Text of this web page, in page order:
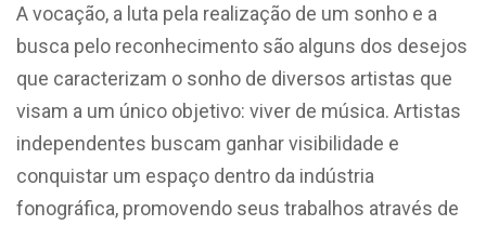
A vocação, a luta pela realização de um sonho e a
busca pelo reconhecimento são alguns dos desejos
que caracterizam o sonho de diversos artistas que
visam a um único objetivo: viver de música. Artistas
independentes buscam ganhar visibilidade e
conquistar um espaço dentro da indústria
fonográfica, promovendo seus trabalhos através de